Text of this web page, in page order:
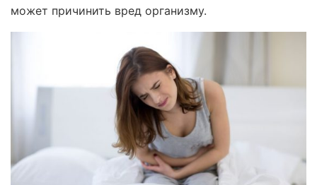
может причинить вред организму.